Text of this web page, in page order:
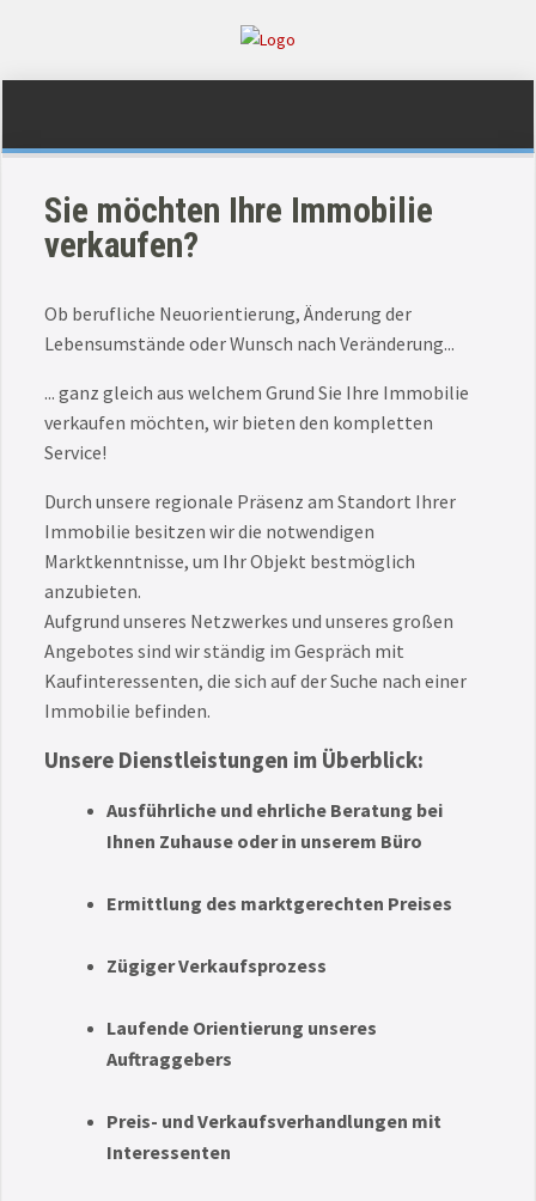
Sie möchten Ihre Immobilie
verkaufen?
Ob berufliche Neuorientierung, Änderung der
Lebensumstände oder Wunsch nach Veränderung...
... ganz gleich aus welchem Grund Sie Ihre Immobilie
verkaufen möchten, wir bieten den kompletten
Service!
Durch unsere regionale Präsenz am Standort Ihrer
Immobilie besitzen wir die notwendigen
Marktkenntnisse, um Ihr Objekt bestmöglich
anzubieten.
Aufgrund unseres Netzwerkes und unseres großen
Angebotes sind wir ständig im Gespräch mit
Kaufinteressenten, die sich auf der Suche nach einer
Immobilie befinden.
Unsere Dienstleistungen im Überblick:
Ausführliche und ehrliche Beratung bei
Ihnen Zuhause oder in unserem Büro
Ermittlung des marktgerechten Preises
Zügiger Verkaufsprozess
Laufende Orientierung unseres
Auftraggebers
Preis- und Verkaufsverhandlungen mit
Interessenten